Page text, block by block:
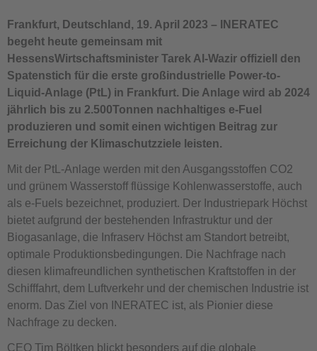
Frankfurt, Deutschland, 19. April 2023 – INERATEC
begeht heute gemeinsam mit
HessensWirtschaftsminister Tarek Al-Wazir offiziell den
Spatenstich für die erste großindustrielle Power-to-
Liquid-Anlage (PtL) in Frankfurt. Die Anlage wird ab 2024
jährlich bis zu 2.500Tonnen nachhaltiges e-Fuel
produzieren und somit einen wichtigen Beitrag zur
Erreichung der Klimaschutzziele leisten.
Mit der PtL-Anlage werden mit den Ausgangsstoffen CO2
und grünem Wasserstoff flüssige Kohlenwasserstoffe, auch
als e-Fuels bezeichnet, produziert. Der Industriepark Höchst
bietet aufgrund der bestehenden Infrastruktur und der
Biogasanlage, die Infraserv Höchst am Standort betreibt,
optimale Produktionsbedingungen. Die Nachfrage nach
diesen klimafreundlichen synthetischen Kraftstoffen in der
Schifffahrt, dem Luftverkehr und der chemischen Industrie ist
enorm. Das Ziel von INERATEC ist, als Pionier diese
Nachfrage zu decken.
CEO Tim Böltken blickt besonders auf die globale